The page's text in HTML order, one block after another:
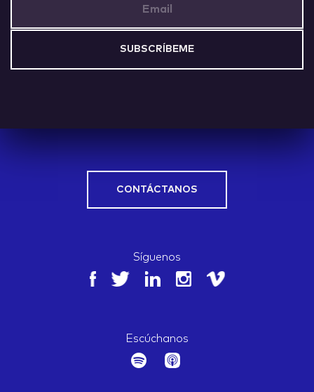
CONTÁCTANOS
Síguenos
Escúchanos